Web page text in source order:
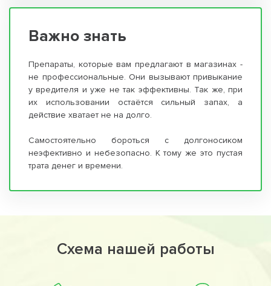
Важно знать
Препараты, которые вам предлагают в магазинах -
не профессиональные. Они вызывают привыкание
у вредителя и уже не так эффективны. Так же, при
их использовании остаётся сильный запах, а
действие хватает не на долго.
Самостоятельно бороться с долгоносиком
неэфективно и небезопасно. К тому же это пустая
трата денег и времени.
Схема нашей работы